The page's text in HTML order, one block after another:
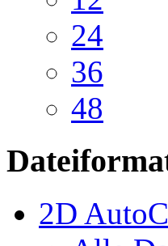
24
36
48
2D